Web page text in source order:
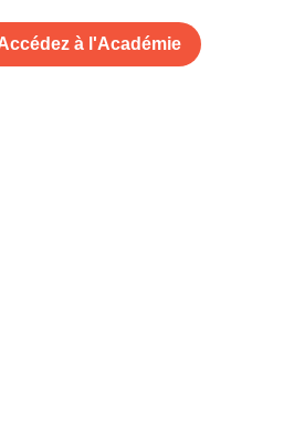
à l'Académie